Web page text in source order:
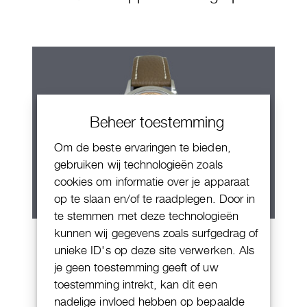
Beheer toestemming
Om de beste ervaringen te bieden,
gebruiken wij technologieën zoals
cookies om informatie over je apparaat
op te slaan en/of te raadplegen. Door in
te stemmen met deze technologieën
kunnen wij gegevens zoals surfgedrag of
unieke ID's op deze site verwerken. Als
je geen toestemming geeft of uw
toestemming intrekt, kan dit een
nadelige invloed hebben op bepaalde
Patek Philippe World Time
Chronograph